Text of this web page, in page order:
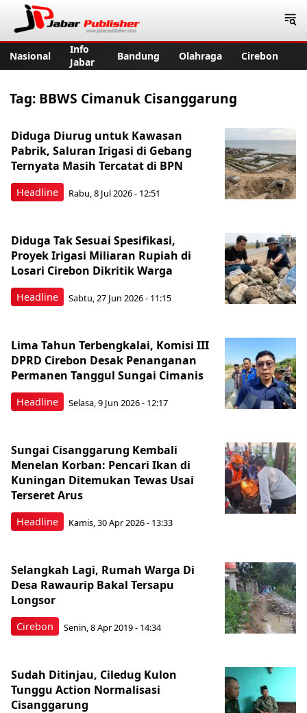
Nasional
Info
Jabar
Bandung Olahraga Cirebon
Tag: BBWS Cimanuk Cisanggarung
Headline
Diduga Diurug untuk Kawasan
Pabrik, Saluran Irigasi di Gebang
Ternyata Masih Tercatat di BPN
Rabu, 8 Jul 2026 - 12:51
Headline
Diduga Tak Sesuai Spesifikasi,
Proyek Irigasi Miliaran Rupiah di
Losari Cirebon Dikritik Warga
Sabtu, 27 Jun 2026 - 11:15
Headline
Lima Tahun Terbengkalai, Komisi III
DPRD Cirebon Desak Penanganan
Permanen Tanggul Sungai Cimanis
Selasa, 9 Jun 2026 - 12:17
Headline
Sungai Cisanggarung Kembali
Menelan Korban: Pencari Ikan di
Kuningan Ditemukan Tewas Usai
Terseret Arus
Kamis, 30 Apr 2026 - 13:33
Cirebon
Selangkah Lagi, Rumah Warga Di
Desa Rawaurip Bakal Tersapu
Longsor
Senin, 8 Apr 2019 - 14:34
Sudah Ditinjau, Ciledug Kulon
Tunggu Action Normalisasi
Cisanggarung